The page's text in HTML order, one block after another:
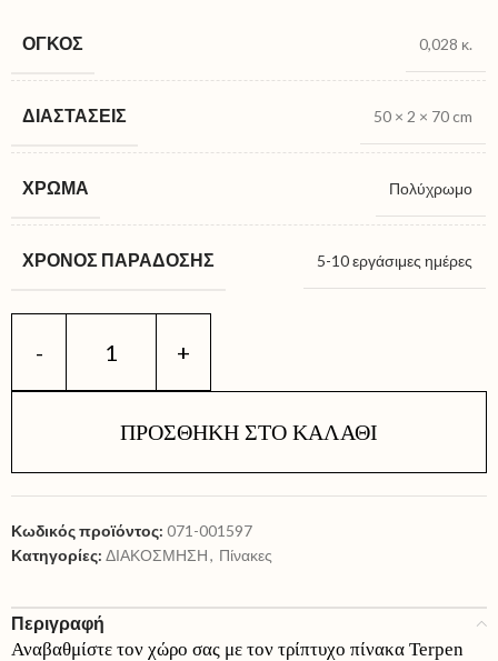
ΌΓΚΟΣ 0,028 κ.
ΔΙΑΣΤΆΣΕΙΣ 50 × 2 × 70 cm
ΧΡΏΜΑ Πολύχρωμο
ΧΡΌΝΟΣ ΠΑΡΆΔΟΣΗΣ 5-10 εργάσιμες ημέρες
ΠΡΟΣΘΉΚΗ ΣΤΟ ΚΑΛΆΘΙ
Κωδικός προϊόντος: 071-001597
Κατηγορίες: ΔΙΑΚΟΣΜΗΣΗ, Πίνακες
Περιγραφή
Αναβαθμίστε τον χώρο σας με τον τρίπτυχο πίνακα Terpen